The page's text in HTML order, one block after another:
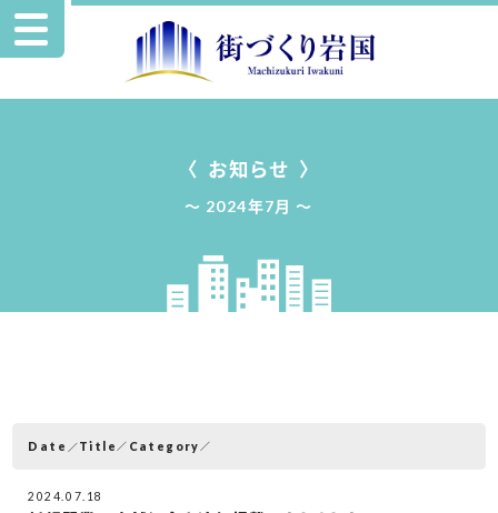
お知らせ
2024年7月
Date Title Category
2024.07.18